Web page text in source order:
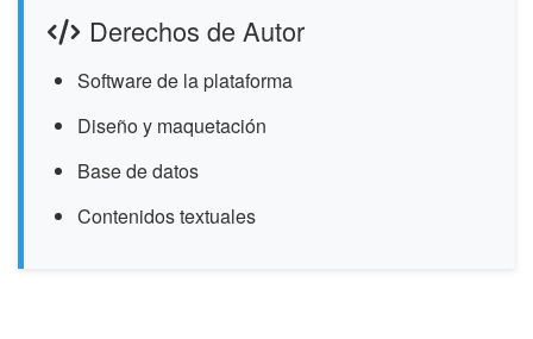
Derechos de Autor
Software de la plataforma
Diseño y maquetación
Base de datos
Contenidos textuales